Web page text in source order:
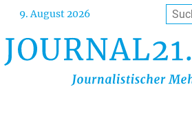
Direkt
Inhalt
9. August 2026